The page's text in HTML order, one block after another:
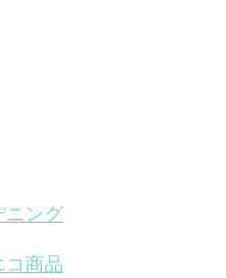
ニング
コ商品